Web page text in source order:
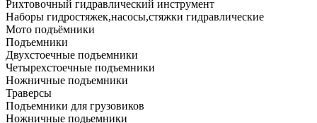
Рихтовочный гидравлический инструмент
Наборы гидростяжек,насосы,стяжки гидравлические
Мото подъёмники
Подъемники
Двухстоечные подъемники
Четырехстоечные подъемники
Ножничные подъемники
Траверсы
Подъемники для грузовиков
Ножничные подьемники